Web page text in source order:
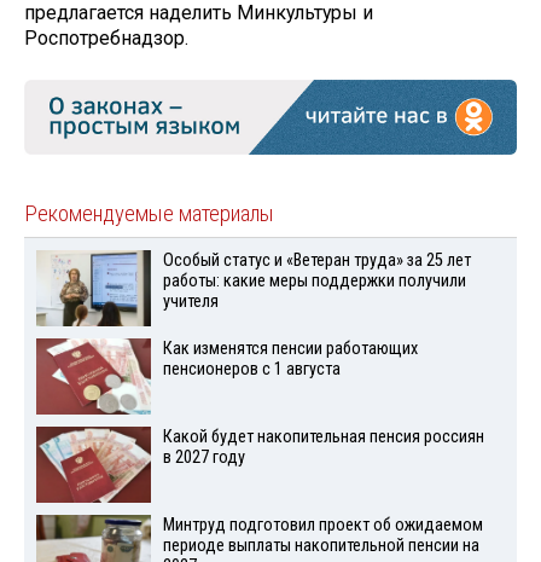
предлагается наделить Минкультуры и
Роспотребнадзор.
Рекомендуемые материалы
Особый статус и «Ветеран труда» за 25 лет
работы: какие меры поддержки получили
учителя
Как изменятся пенсии работающих
пенсионеров с 1 августа
Какой будет накопительная пенсия россиян
в 2027 году
Минтруд подготовил проект об ожидаемом
периоде выплаты накопительной пенсии на